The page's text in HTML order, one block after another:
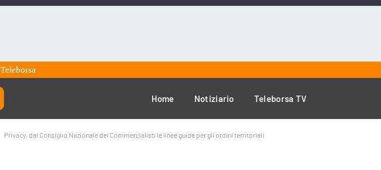
Teleborsa
Home Notiziario Teleborsa TV
Privacy, dal Consiglio Nazionale dei Commercialisti le linee guida per gli ordini territoriali